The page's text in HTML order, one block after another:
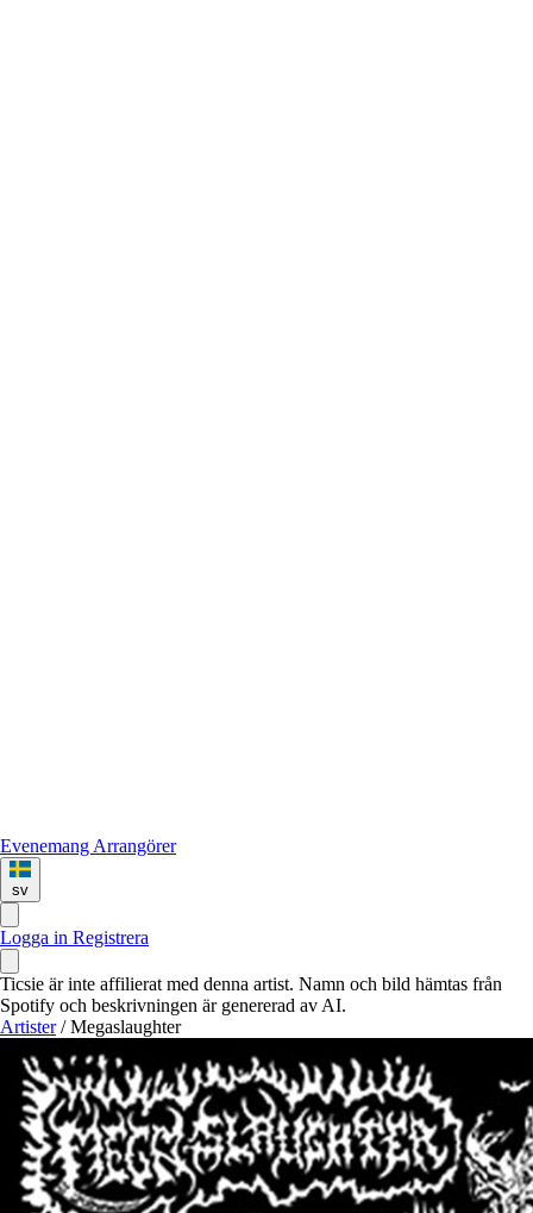
Evenemang Arrangörer
sv
Logga in Registrera
Ticsie är inte affilierat med denna artist. Namn och bild hämtas från
Spotify och beskrivningen är genererad av AI.
Artister / Megaslaughter